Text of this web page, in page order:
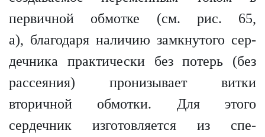
первичной обмотке (см. рис. 65,
а), благодаря наличию замкнутого сер­
дечника практически без потерь (без
рассеяния) пронизывает витки
вторичной обмотки. Для этого
сердечник изготовляется из спе­